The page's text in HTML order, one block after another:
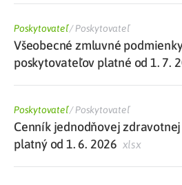
Poskytovateľ/Poskytovateľ
Všeobecné zmluvné
poskytovateľov platné od 1. 7.
Poskytovateľ/Poskytovateľ
Cenník jednodňovej
platný od 1. 6. 2026 xlsx